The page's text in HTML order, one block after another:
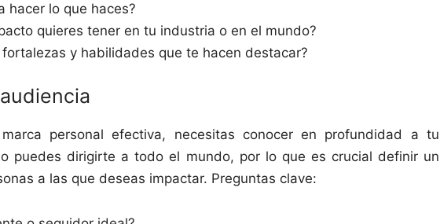
hacer lo que haces?
quieres tener en tu industria o en el mundo?
y habilidades que te hacen destacar?
personal efectiva, necesitas conocer en profundidad a tu
puedes dirigirte a todo el mundo, por lo que es crucial definir un
a las que deseas impactar. Preguntas clave: